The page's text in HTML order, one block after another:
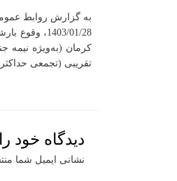
به گزارش روابط
تقریبی (تجمعی حداکثر نقطه‌ای) 60 تا 100 میلی‌متر در استان‌‌‌ بوشهر
دیدگاه‌ خود
نشانی ایمیل شما